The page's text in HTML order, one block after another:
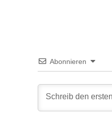
Abonnieren